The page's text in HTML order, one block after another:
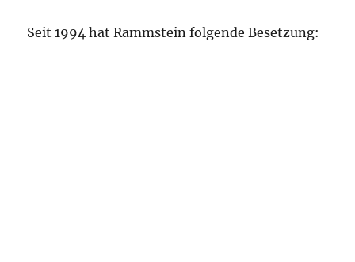
Seit 1994 hat Rammstein folgende Besetzung: